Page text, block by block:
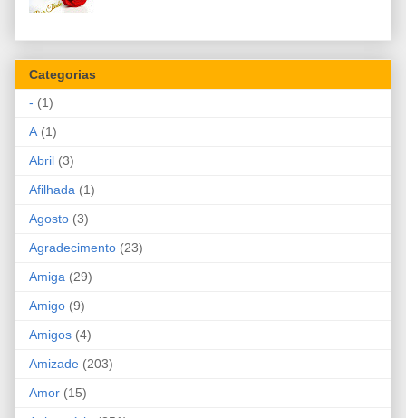
Categorias
- (1)
A (1)
Abril (3)
Afilhada (1)
Agosto (3)
Agradecimento (23)
Amiga (29)
Amigo (9)
Amigos (4)
Amizade (203)
Amor (15)